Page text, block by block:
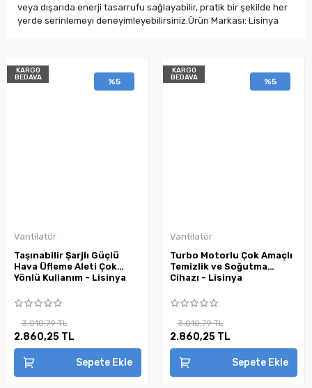
veya dışarıda enerji tasarrufu sağlayabilir, pratik bir şekilde her
yerde serinlemeyi deneyimleyebilirsiniz.Ürün Markası: Lisinya
KARGO
BEDAVA
%5
Vantilatör
Taşınabilir Şarjlı Güçlü
Hava Üfleme Aleti Çok
Yönlü Kullanım - Lisinya
3.010,79 TL
2.860,25 TL
Sepete Ekle
KARGO
BEDAVA
%5
Vantilatör
Turbo Motorlu Çok Amaçlı
Temizlik ve Soğutma
Cihazı - Lisinya
3.010,79 TL
2.860,25 TL
Sepete Ekle